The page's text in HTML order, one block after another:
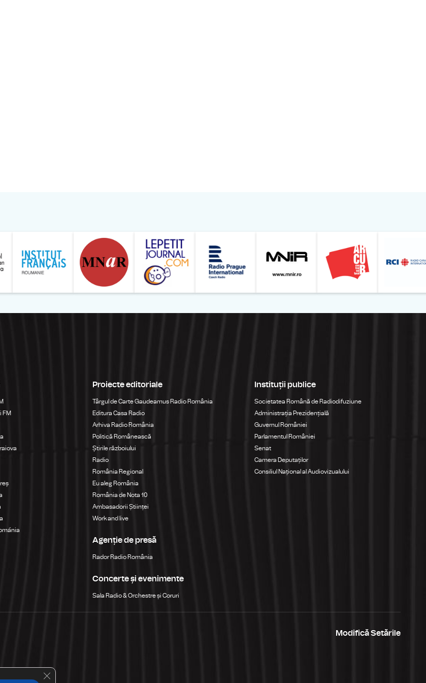
Romani din Strainatate - LSRS
Modernism | The Leading Romanian Art Magazine Online
Institului European din RomâniaInstitutul Francez din România – Bucureşti
FM
Proiecte editoriale
Târgul de Carte Gaudeamus Radio România
Editura Casa Radio
Arhiva Radio România
Politică Românească
Știrile războiului
Radio
România Regional
Eu aleg România
România de Nota 10
Ambasadorii Științei
Work and live
Agenție de presă
Rador Radio România
Concerte și evenimente
Sala Radio & Orchestre și Coruri
Instituții publice
Societatea Română de Radiodifuziune
Administrația Prezidențială
Guvernul României
Parlamentul României
Senat
Camera Deputaților
Consiliul Național al Audiovizualului
Modifică Setările
Close GDPR Cookie Banner